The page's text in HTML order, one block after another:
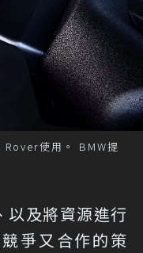
使用。 BMW提
以及將資源進行
爭又合作的策